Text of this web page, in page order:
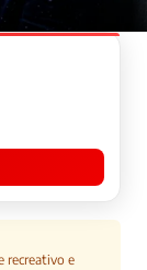
recreativo e